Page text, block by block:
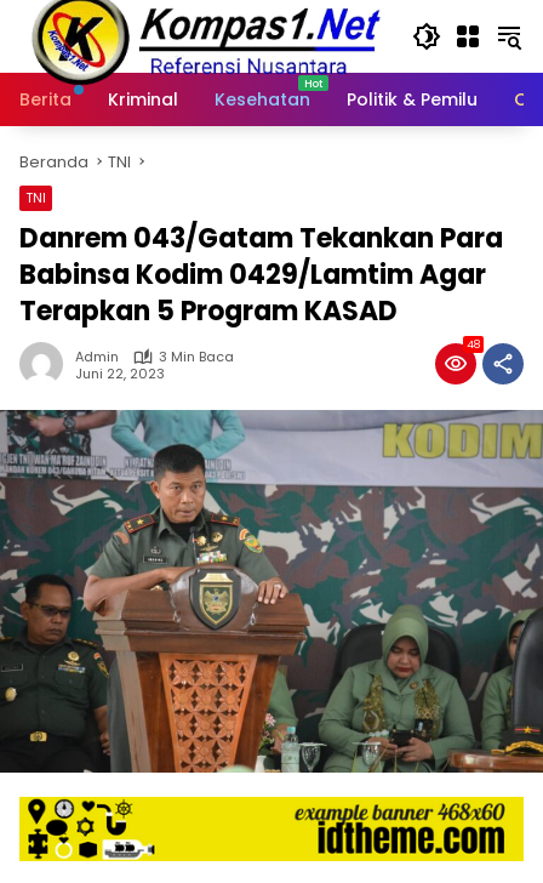
Langsung
konten
Berita
Kriminal Kesehatan Politik & Pemilu
Beranda TNI
TNI
Danrem 043/Gatam Tekankan Para
Babinsa Kodim 0429/Lamtim Agar
Terapkan 5 Program KASAD
Admin
3 Min Baca
Juni 22, 2023
48